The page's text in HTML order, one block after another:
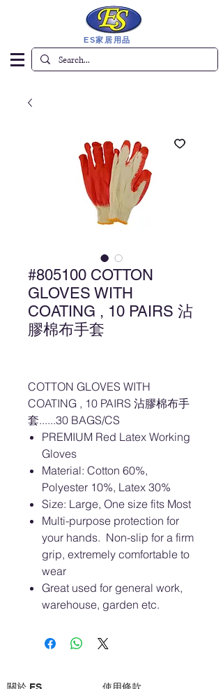
ES家居用品
#805100 COTTON
GLOVES WITH
COATING , 10 PAIRS 沾
膠棉布手套
COTTON GLOVES WITH
COATING , 10 PAIRS 沾膠棉布手
套......30 BAGS/CS
PREMIUM Red Latex Working
Gloves
Material: Cotton 60%,
Polyester 10%, Latex 30%
Size: Large, One size fits Most
Multi-purpose protection for
your hands. Non-slip for a firm
grip, extremely comfortable to
wear
Great used for general work,
warehouse, garden etc.